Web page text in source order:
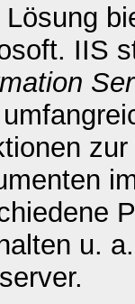
Lösung
IIS
u.